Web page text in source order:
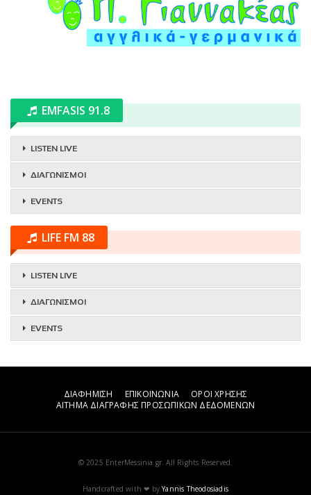
EMFASIS 91.8
LISTEN LIVE
ΔΙΑΓΩΝΙΣΜΟΙ
EVENTS
LIFE FM 88
LISTEN LIVE
ΔΙΑΓΩΝΙΣΜΟΙ
EVENTS
ΔΙΑΦΗΜΙΣΗ ΕΠΙΚΟΙΝΩΝΙΑ
ΟΡΟΙ ΧΡΗΣΗΣ
ΑΙΤΗΜΑ ΔΙΑΓΡΑΦΗΣ ΠΡΟΣΩΠΙΚΩΝ ΔΕΔΟΜΕΝΩΝ
© 2025 EnterMessinia.gr. All Rights Reserved.
Handcrafted with ❤ byYannis Theodosiadis